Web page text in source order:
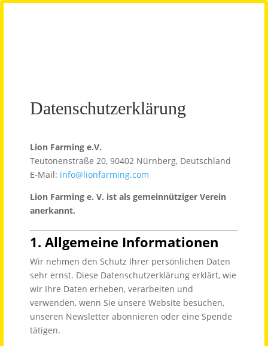
Datenschutzerklärung
Lion Farming e.V.
Teutonenstraße 20, 90402 Nürnberg, Deutschland
E-Mail: info@lionfarming.com
Lion Farming e. V. ist als gemeinnütziger Verein
anerkannt.
1. Allgemeine Informationen
Wir nehmen den Schutz Ihrer persönlichen Daten
sehr ernst. Diese Datenschutzerklärung erklärt, wie
wir Ihre Daten erheben, verarbeiten und
verwenden, wenn Sie unsere Website besuchen,
unseren Newsletter abonnieren oder eine Spende
tätigen.